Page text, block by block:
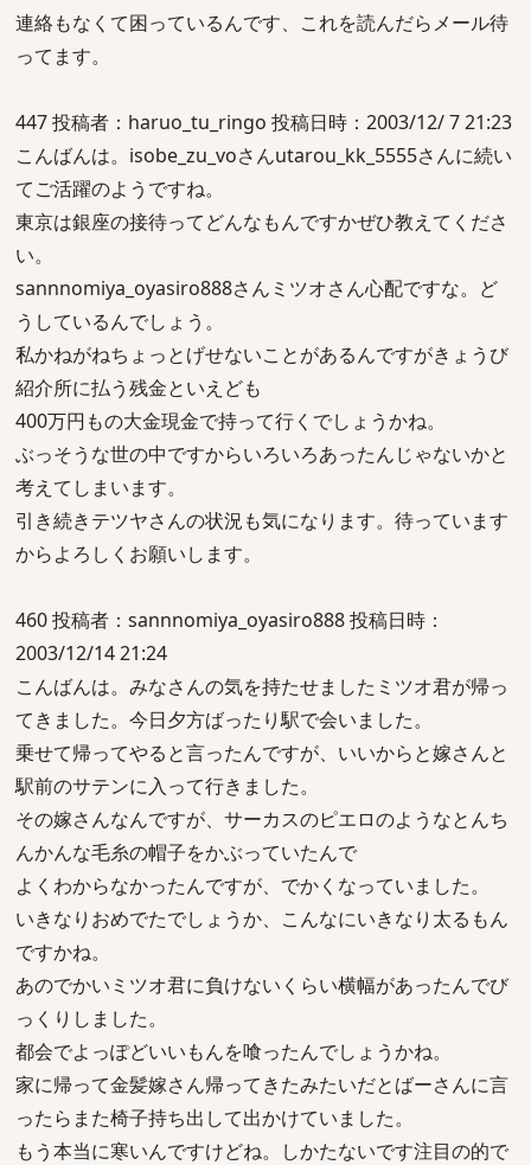
連絡もなくて困っているんです、これを読んだらメール待
ってます。
447 投稿者：haruo_tu_ringo 投稿日時：2003/12/ 7 21:23
こんばんは。isobe_zu_voさんutarou_kk_5555さんに続い
てご活躍のようですね。
東京は銀座の接待ってどんなもんですかぜひ教えてくださ
い。
sannnomiya_oyasiro888さんミツオさん心配ですな。ど
うしているんでしょう。
私かねがねちょっとげせないことがあるんですがきょうび
紹介所に払う残金といえども
400万円もの大金現金で持って行くでしょうかね。
ぶっそうな世の中ですからいろいろあったんじゃないかと
考えてしまいます。
引き続きテツヤさんの状況も気になります。待っています
からよろしくお願いします。
460 投稿者：sannnomiya_oyasiro888 投稿日時：
2003/12/14 21:24
こんばんは。みなさんの気を持たせましたミツオ君が帰っ
てきました。今日夕方ばったり駅で会いました。
乗せて帰ってやると言ったんですが、いいからと嫁さんと
駅前のサテンに入って行きました。
その嫁さんなんですが、サーカスのピエロのようなとんち
んかんな毛糸の帽子をかぶっていたんで
よくわからなかったんですが、でかくなっていました。
いきなりおめでたでしょうか、こんなにいきなり太るもん
ですかね。
あのでかいミツオ君に負けないくらい横幅があったんでび
っくりしました。
都会でよっぽどいいもんを喰ったんでしょうかね。
家に帰って金髪嫁さん帰ってきたみたいだとばーさんに言
ったらまた椅子持ち出して出かけていました。
もう本当に寒いんですけどね。しかたないです注目の的で